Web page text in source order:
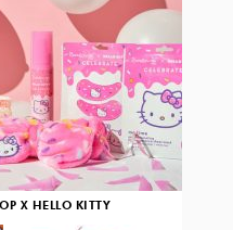
X HELLO KITTY